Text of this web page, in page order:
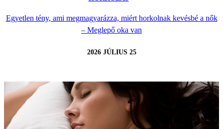
Egyetlen tény, ami megmagyarázza, miért horkolnak kevésbé a nők
– Meglepő oka van
2026 JÚLIUS 25